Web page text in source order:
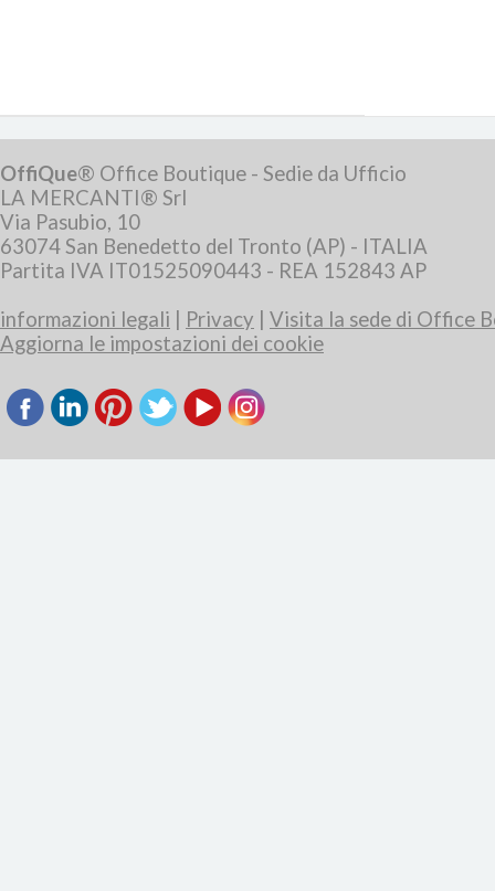
OffiQue® Office Boutique - Sedie da Ufficio
LA MERCANTI® Srl
Via Pasubio, 10
63074 San Benedetto del Tronto (AP) - ITALIA
Partita IVA IT01525090443 - REA 152843 AP
informazioni legali
Privacy
Visita la sede di Office
Aggiorna le impostazioni dei cookie